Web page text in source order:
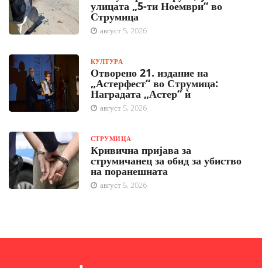
улицата „5-ти Ноември“ во
Струмица
август 5, 2026
КУЛТУРА
Отворено 21. издание на
„Астерфест“ во Струмица:
Наградата „Астер“ ѝ
август 5, 2026
СТРУМИЦА
Кривична пријава за
струмичанец за обид за убиство
на поранешната
август 5, 2026